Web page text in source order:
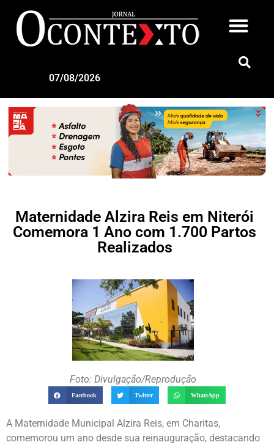
07/08/2026
Maternidade Alzira Reis em Niterói
Comemora 1 Ano com 1.700 Partos
Realizados
Foto: Divulgação/Reprodução
Facebook Twitter WhatsApp
A Maternidade Municipal Alzira Reis, em Charitas,
comemorou um ano desde sua reinauguração, destacando